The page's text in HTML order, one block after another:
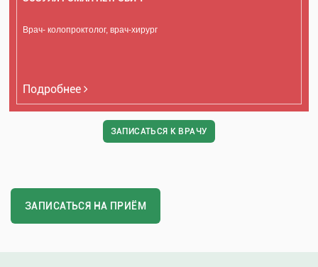
Врач- колопроктолог, врач-хирург
Подробнее
ЗАПИСАТЬСЯ К ВРАЧУ
ЗАПИСАТЬСЯ НА ПРИЁМ